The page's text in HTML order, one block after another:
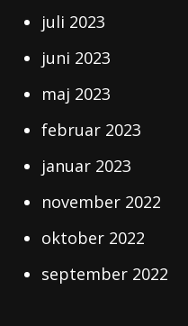
juli 2023
juni 2023
maj 2023
februar 2023
januar 2023
november 2022
oktober 2022
september 2022